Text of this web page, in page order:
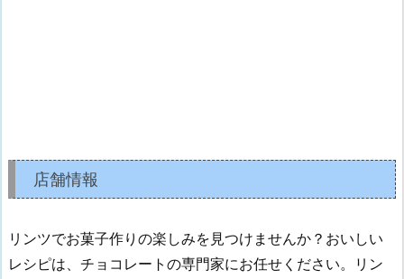
店舗情報
リンツでお菓子作りの楽しみを見つけませんか？おいしい
レシピは、チョコレートの専門家にお任せください。リン